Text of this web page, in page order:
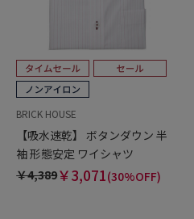
BRICK HOUSE
【吸水速乾】 ボタンダウン 半
袖 形態安定 ワイシャツ
￥4,389￥3,071(30%OFF)